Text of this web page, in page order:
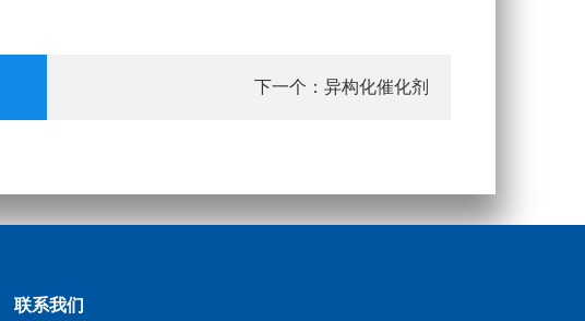
下一个： 异构化催化剂
联系我们